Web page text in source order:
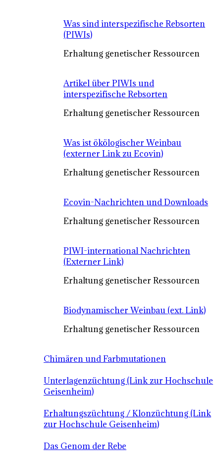
Was sind interspezifische Rebsorten
(PIWIs)
Erhaltung genetischer Ressourcen
Artikel über PIWIs und
interspezifische Rebsorten
Erhaltung genetischer Ressourcen
Was ist ökölogischer Weinbau
(externer Link zu Ecovin)
Erhaltung genetischer Ressourcen
Ecovin-Nachrichten und Downloads
Erhaltung genetischer Ressourcen
PIWI-international Nachrichten
(Externer Link)
Erhaltung genetischer Ressourcen
Biodynamischer Weinbau (ext. Link)
Erhaltung genetischer Ressourcen
Chimären und Farbmutationen
Unterlagenzüchtung (Link zur Hochschule
Geisenheim)
Erhaltungszüchtung / Klonzüchtung (Link
zur Hochschule Geisenheim)
Das Genom der Rebe